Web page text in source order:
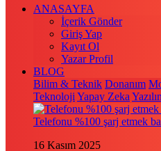
ANASAYFA
İçerik Gönder
Giriş Yap
Kayıt Ol
Yazar Profil
BLOG
Bilim & Teknik Donanım
Teknoloji Yapay Zeka
Telefonu %100 şarj etmek
16 Kasım 2025